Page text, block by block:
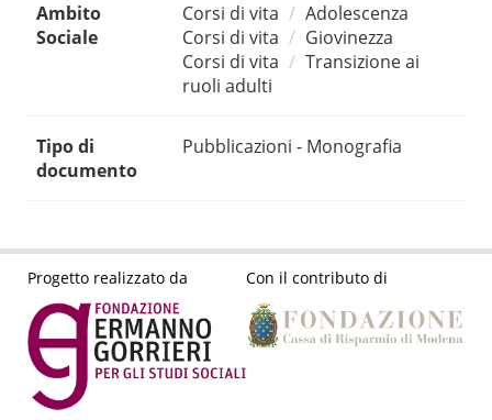
Ambito
Sociale
Corsi di vita
Adolescenza
Corsi di vita
Giovinezza
Corsi di vita
Transizione ai
ruoli adulti
Tipo di
documento
Pubblicazioni - Monografia
Progetto realizzato da Con il contributo di